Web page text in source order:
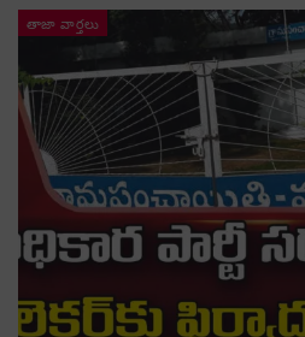
తాజా వార్తలు